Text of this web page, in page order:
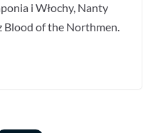
i Włochy, Nanty
Blood of the Northmen.